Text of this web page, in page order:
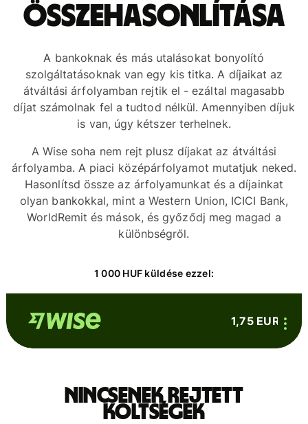
összehasonlítása
A bankoknak és más utalásokat bonyolító
szolgáltatásoknak van egy kis titka. A díjaikat az
átváltási árfolyamban rejtik el - ezáltal magasabb
díjat számolnak fel a tudtod nélkül. Amennyiben díjuk
is van, úgy kétszer terhelnek.
A Wise soha nem rejt plusz díjakat az átváltási
árfolyamba. A piaci középárfolyamot mutatjuk neked.
Hasonlítsd össze az árfolyamunkat és a díjainkat
olyan bankokkal, mint a Western Union, ICICI Bank,
WorldRemit és mások, és győződj meg magad a
különbségről.
1 000 HUF küldése ezzel:
1,75 EUR
Nincsenek rejtett
költségek